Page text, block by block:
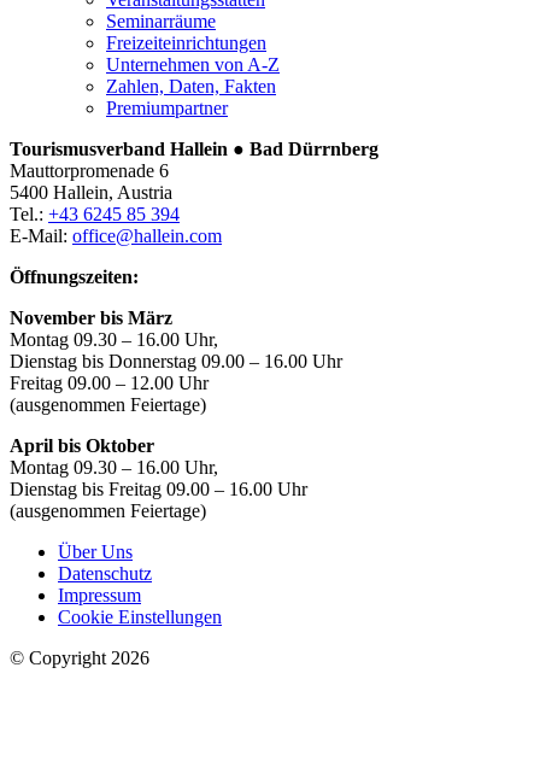
Seminarräume
Freizeiteinrichtungen
Unternehmen von A-Z
Zahlen, Daten, Fakten
Premiumpartner
Tourismusverband Hallein ● Bad Dürrnberg
Mauttorpromenade 6
5400 Hallein, Austria
Tel.: +43 6245 85 394
E-Mail: office@hallein.com
Öffnungszeiten:
November bis März
Montag 09.30 – 16.00 Uhr,
Dienstag bis Donnerstag 09.00 – 16.00 Uhr
Freitag 09.00 – 12.00 Uhr
(ausgenommen Feiertage)
April bis Oktober
Montag 09.30 – 16.00 Uhr,
Dienstag bis Freitag 09.00 – 16.00 Uhr
(ausgenommen Feiertage)
Über Uns
Datenschutz
Impressum
Cookie Einstellungen
© Copyright 2026